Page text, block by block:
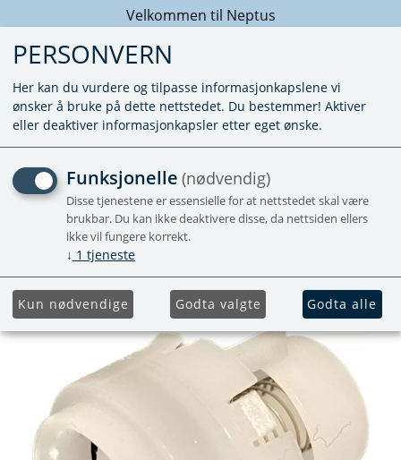
Velkommen til Neptus
SIRKULASJONSSTOPP
/TILBAKESLAGSVENTIL
INNV.
PERSONVERN
Her kan du vurdere og tilpasse informasjonkapslene vi
ønsker å bruke på dette nettstedet. Du bestemmer! Aktiver
eller deaktiver informasjonkapsler etter eget ønske.
Funksjonelle (nødvendig)
Disse tjenestene er essensielle for at nettstedet skal være
brukbar. Du kan ikke deaktivere disse, da nettsiden ellers
ikke vil fungere korrekt.
↓ 1 tjeneste
Kun nødvendige Godta valgte Godta alle